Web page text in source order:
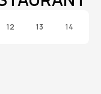
12 13 14